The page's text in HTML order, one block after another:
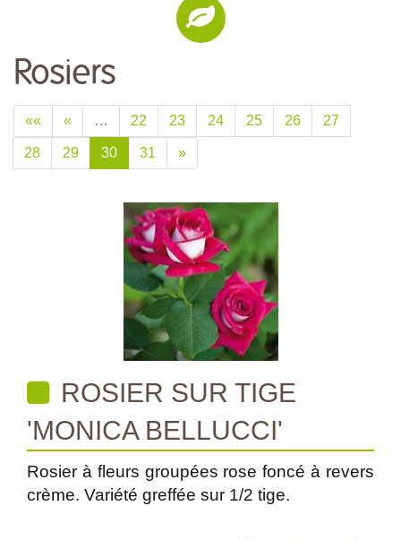
Rosiers
«« « … 22 23 24 25 26 27
28 29 30 31 »
ROSIER SUR TIGE
'MONICA BELLUCCI'
Rosier à fleurs groupées rose foncé à revers
crème. Variété greffée sur 1/2 tige.